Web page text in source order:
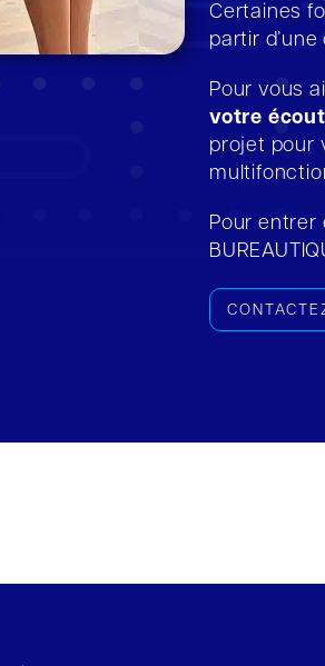
Certaines
partir
Pour vous
votre
projet pour
Pour entrer